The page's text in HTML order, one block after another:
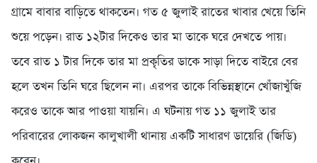
গ্রামে বাবার বাড়িতে থাকতেন। গত ৫ জুলাই রাতের খাবার খেয়ে তিনি
শুয়ে পড়েন। রাত ১২টার দিকেও তার মা তাকে ঘরে দেখতে পায়।
তবে রাত ১ টার দিকে তার মা প্রকৃতির ডাকে সাড়া দিতে বাইরে বের
হলে তখন তিনি ঘরে ছিলেন না। এরপর তাকে বিভিন্নস্থানে খোঁজাখুঁজি
করেও তাকে আর পাওয়া যায়নি। এ ঘটনায় গত ১১ জুলাই তার
পরিবারের লোকজন কালুখালী থানায় একটি সাধারণ ডায়েরি (জিডি)